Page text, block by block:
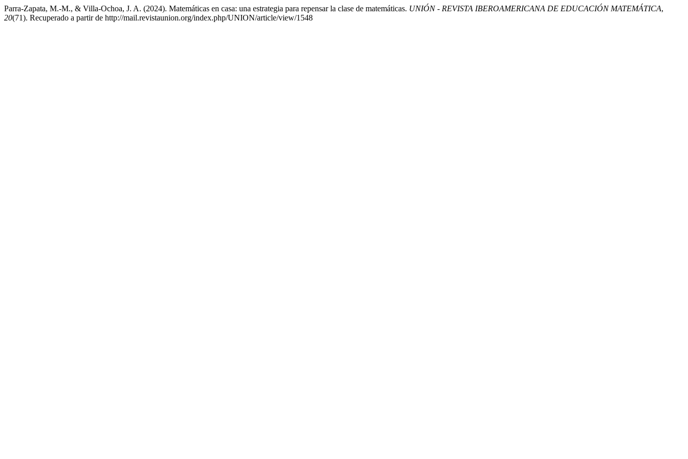
Parra-Zapata, M.-M., & Villa-Ochoa, J. A. (2024). Matemáticas en casa: una estrategia para repensar la clase de matemáticas. UNIÓN - REVISTA IBEROAMERICANA DE EDUCACIÓN MATEMÁTICA,
20(71). Recuperado a partir de http://mail.revistaunion.org/index.php/UNION/article/view/1548